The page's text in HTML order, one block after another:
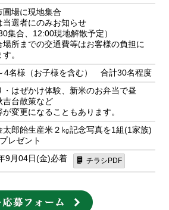
圃場に現地集合
当選者にのみお知らせ
集合、12:00現地解散予定）
所までの交通費等はお客様の負担に
。
4名様（お子様を含む） 合計30名程度
・はぜかけ体験、新米のお弁当で昼
吉台散策など
変更になることもあります。
太郎飴生産米２㎏記念写真を1組(1家族)
レゼント
9月04日(金)必着 チラシPDF